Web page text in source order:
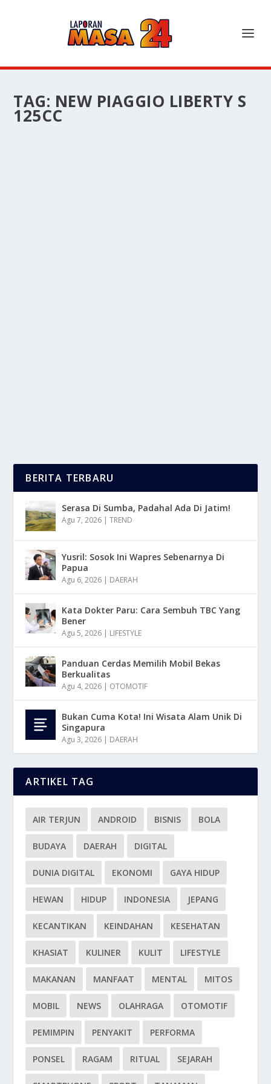
TAG: NEW PIAGGIO LIBERTY S
125CC
BERITA TERBARU
Serasa Di Sumba, Padahal Ada Di Jatim!
Agu 7, 2026 |TREND
Yusril: Sosok Ini Wapres Sebenarnya Di
Papua
Agu 6, 2026 | DAERAH
Kata Dokter Paru: Cara Sembuh TBC Yang
Bener
Agu 5, 2026 | LIFESTYLE
Panduan Cerdas Memilih Mobil Bekas
Berkualitas
Agu 4, 2026 | OTOMOTIF
Bukan Cuma Kota! Ini Wisata Alam Unik Di
Singapura
Agu 3, 2026 | DAERAH
ARTIKEL TAG
AIR TERJUN ANDROID BISNIS BOLA
BUDAYA DAERAH DIGITAL
DUNIA DIGITAL EKONOMI GAYA HIDUP
HEWAN HIDUP INDONESIA JEPANG
KECANTIKAN KEINDAHAN KESEHATAN
KHASIAT KULINER KULIT LIFESTYLE
MAKANAN MANFAAT MENTAL MITOS
MOBIL NEWS OLAHRAGA OTOMOTIF
PEMIMPIN PENYAKIT PERFORMA
PONSEL RAGAM RITUAL SEJARAH